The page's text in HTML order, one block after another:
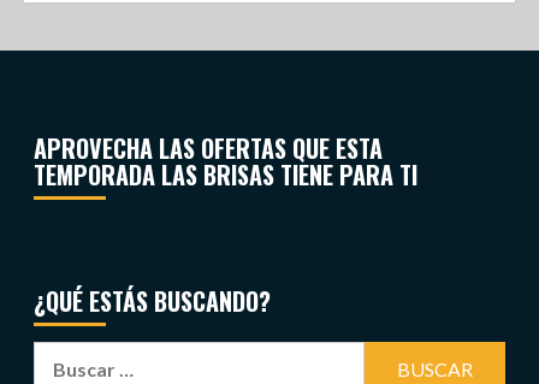
APROVECHA LAS OFERTAS QUE ESTA
TEMPORADA LAS BRISAS TIENE PARA TI
¿QUÉ ESTÁS BUSCANDO?